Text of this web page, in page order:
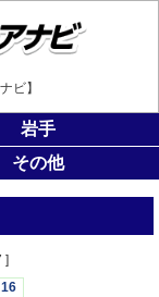
ビ】
岩手
その他
]
16